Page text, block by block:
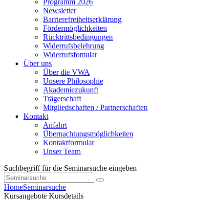
Programm 2026
Newsletter
Barrierefreiheitserklärung
Fördermöglichkeiten
Rücktrittsbedingungen
Widerrufsbelehrung
Widerrufsfomular
Über uns
Über die VWA
Unsere Philosophie
Akademiezukunft
Trägerschaft
Mitgliedschaften / Partnerschaften
Kontakt
Anfahrt
Übernachtungsmöglichkeiten
Kontaktformular
Unser Team
Suchbegriff für die Seminarsuche eingeben
HomeSeminarsuche
Kursangebote Kursdetails